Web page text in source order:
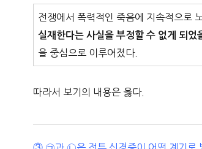
전쟁에서 폭력적인 죽음에 지속적으로
실재한다는 사실을 부정할 수 없게 되었
을 중심으로 이루어졌다.
따라서 보기의 내용은 옳다.